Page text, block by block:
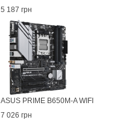
5 187 грн
ASUS PRIME B650M-A WIFI
7 026 грн